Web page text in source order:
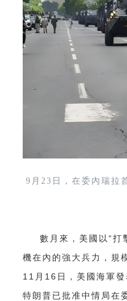
9月23日，在委內瑞拉
數月來，美國以 “ 打
機在內的強大兵力，規
11 月 16 日，美國海軍
特朗普已批准中情局在